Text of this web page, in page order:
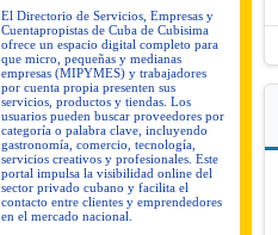
El Directorio de Servicios, Empresas y
Cuentapropistas de Cuba de Cubisima
ofrece un espacio digital completo para
que micro, pequeñas y medianas
empresas (MIPYMES) y trabajadores
por cuenta propia presenten sus
servicios, productos y tiendas. Los
usuarios pueden buscar proveedores por
categoría o palabra clave, incluyendo
gastronomía, comercio, tecnología,
servicios creativos y profesionales. Este
portal impulsa la visibilidad online del
sector privado cubano y facilita el
contacto entre clientes y emprendedores
en el mercado nacional.